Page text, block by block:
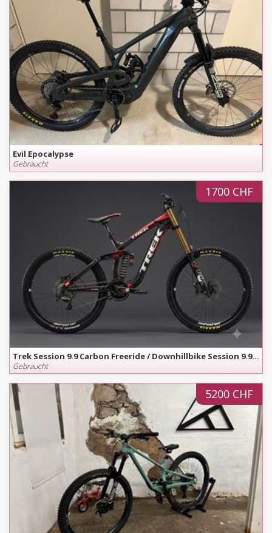
Evil Epocalypse
Gebraucht
1700 CHF
Trek Session 9.9 Carbon Freeride / Downhillbike Session 9.9 Carbon - nur 14.5 kg - Grösse S
Gebraucht
5200 CHF